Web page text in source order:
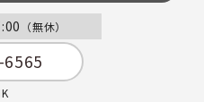
（無休）